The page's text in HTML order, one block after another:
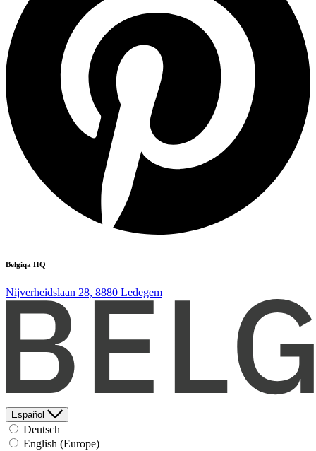
Belgiqa HQ
Nijverheidslaan 28, 8880 Ledegem
Español
Deutsch
English (Europe)